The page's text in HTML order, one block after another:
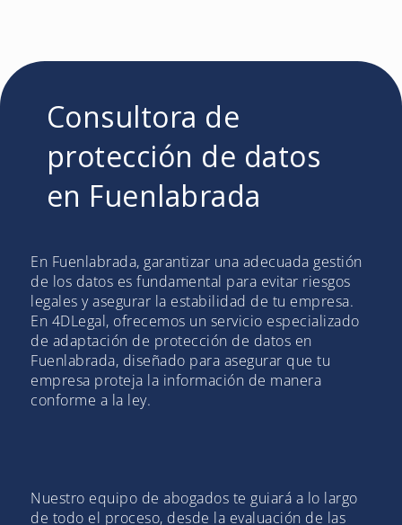
Consultora de
protección de datos
en Fuenlabrada
En Fuenlabrada, garantizar una adecuada gestión
de los datos es fundamental para evitar riesgos
legales y asegurar la estabilidad de tu empresa.
En 4DLegal, ofrecemos un servicio especializado
de adaptación de protección de datos en
Fuenlabrada, diseñado para asegurar que tu
empresa proteja la información de manera
conforme a la ley.
Nuestro equipo de abogados te guiará a lo largo
de todo el proceso, desde la evaluación de las